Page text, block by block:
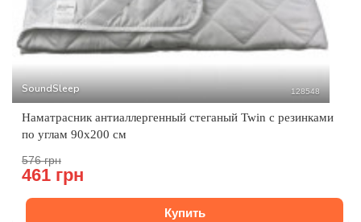
SoundSleep 128548
Наматрасник антиаллергенный стеганый Twin с резинками
по углам 90х200 см
576 грн
461 грн
Купить